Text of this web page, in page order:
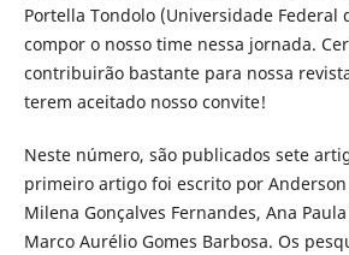
Portella Tondolo (Universidade Federal
compor o nosso time nessa jornada.
contribuirão bastante para nossa
terem aceitado nosso convite!
Neste número, são publicados sete
primeiro artigo foi escrito por Anderson
Milena Gonçalves Fernandes, Ana
Marco Aurélio Gomes Barbosa. Os